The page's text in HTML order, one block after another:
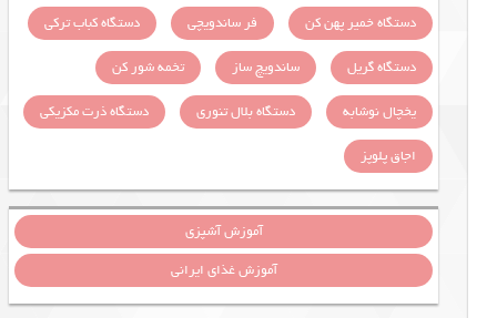
دستگاه خمیر پهن کن
فر ساندویچی
دستگاه کباب ترکی
دستگاه گریل
ساندویچ ساز
تخمه شور کن
یخچال نوشابه
دستگاه بلال تنوری
دستگاه ذرت مکزیکی
اجاق پلوپز
آموزش آشپزی
آموزش غذای ایرانی